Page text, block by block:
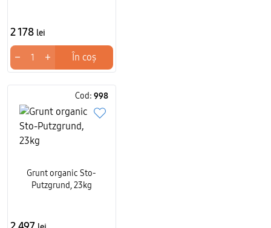
2 178 lei
− + În coș
Cod: 998
Grunt organic Sto-
Putzgrund, 23kg